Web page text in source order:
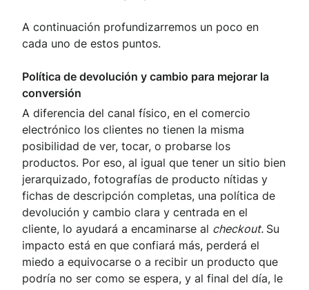
A continuación profundizarremos un poco en
cada uno de estos puntos.
Política de devolución y cambio para mejorar la
conversión
A diferencia del canal físico, en el comercio
electrónico los clientes no tienen la misma
posibilidad de ver, tocar, o probarse los
productos. Por eso, al igual que tener un sitio bien
jerarquizado, fotografías de producto nítidas y
fichas de descripción completas, una política de
devolución y cambio clara y centrada en el
cliente, lo ayudará a encaminarse al checkout. Su
impacto está en que confiará más, perderá el
miedo a equivocarse o a recibir un producto que
podría no ser como se espera, y al final del día, le